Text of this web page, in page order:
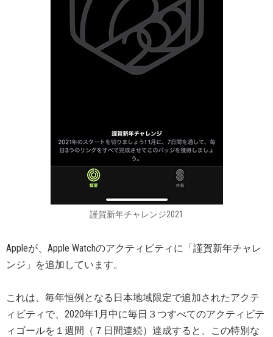
謹賀新年チャレンジ2021
Appleが、Apple Watchのアクティビティに「謹賀新年チャレ
ンジ」を追加しています。
これは、毎年恒例となる日本地域限定で追加されたアクテ
ィビティで、2020年1月中に毎日３つすべてのアクティビテ
ィゴールを１週間（７日間連続）達成すると、この特別な